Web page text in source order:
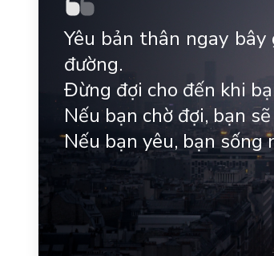
Yêu bản thân ngay
đường.
Đừng đợi cho đến khi
Nếu bạn chờ đợi, bạn
Nếu bạn yêu, bạn sống